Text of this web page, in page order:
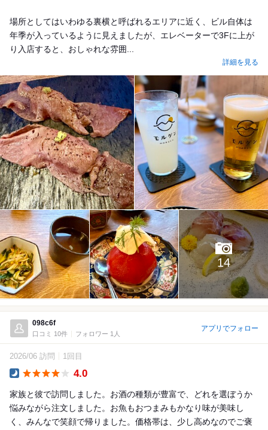
場所としてはいわゆる裏横と呼ばれるエリアに近く、ビル自体は
年季が入っているように見えましたが、エレベーターで3Fに上が
り入店すると、おしゃれな雰囲...
詳細を見る
14
098c6f
口コミ 10件 フォロワー 1人
アプリでフォロー
2026/06 訪問 1回目
4.0
家族と彼で訪問しました。お酒の種類が豊富で、どれを選ぼうか
悩みながら注文しました。お魚もおつまみもかなり味が美味し
く、みんなで笑顔で帰りました。価格帯は、少し高めなのでご褒